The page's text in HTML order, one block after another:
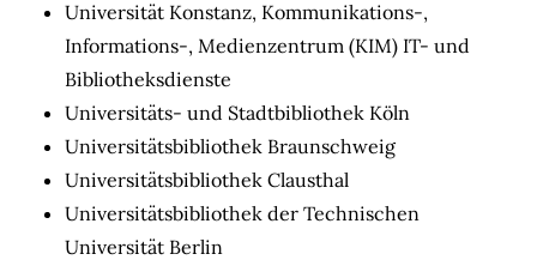
Universität Konstanz, Kommunikations-,
Informations-, Medienzentrum (KIM) IT- und
Bibliotheksdienste
Universitäts- und Stadtbibliothek Köln
Universitätsbibliothek Braunschweig
Universitätsbibliothek Clausthal
Universitätsbibliothek der Technischen
Universität Berlin